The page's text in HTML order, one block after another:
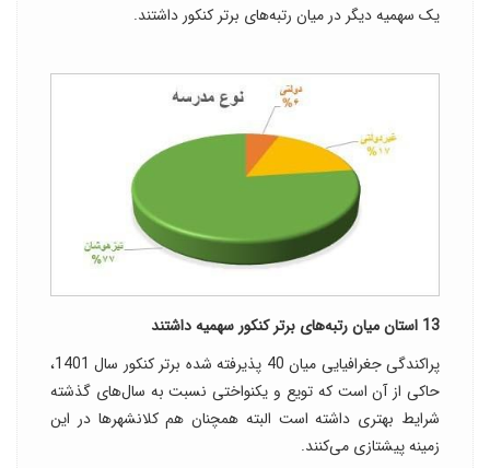
یک سهمیه دیگر در میان رتبه‌های برتر کنکور داشتند.
13 استان میان رتبه‌های برتر کنکور سهمیه داشتند
پراکندگی جغرافیایی میان 40 پذیرفته شده برتر کنکور سال 1401،
حاکی از آن است که تویع و یکنواختی نسبت به سال‌های گذشته
شرایط بهتری داشته است البته همچنان هم کلانشهرها در این
زمینه پیشتازی می‌کنند.